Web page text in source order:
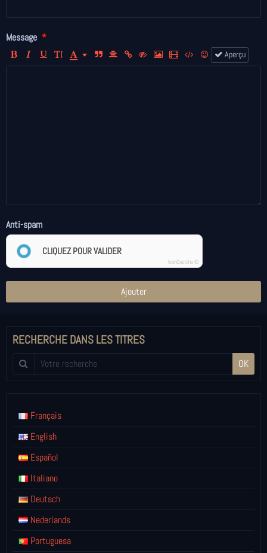
Message
Aperçu
Anti-spam
CLIQUEZ POUR VALIDER
IconCaptcha ©
Ajouter
RECHERCHE DANS LES TITRES
OK
Français
English
Español
Italiano
Deutsch
Nederlands
Portuguesa